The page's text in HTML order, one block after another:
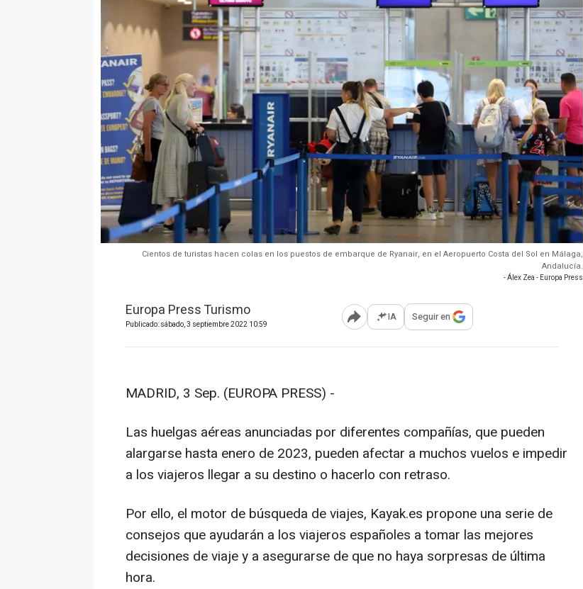
Cientos de turistas hacen colas en los puestos de embarque de Ryanair, en el Aeropuerto Costa del Sol en Málaga,
Andalucía.
- Álex Zea - Europa Press
Europa Press Turismo
Publicado: sábado, 3 septiembre 2022 10:59 Abrir opciones para compartir
IA Seguir en
MADRID, 3 Sep. (EUROPA PRESS) -
Las huelgas aéreas anunciadas por diferentes compañías, que pueden
alargarse hasta enero de 2023, pueden afectar a muchos vuelos e impedir
a los viajeros llegar a su destino o hacerlo con retraso.
Por ello, el motor de búsqueda de viajes, Kayak.es propone una serie de
consejos que ayudarán a los viajeros españoles a tomar las mejores
decisiones de viaje y a asegurarse de que no haya sorpresas de última
hora.